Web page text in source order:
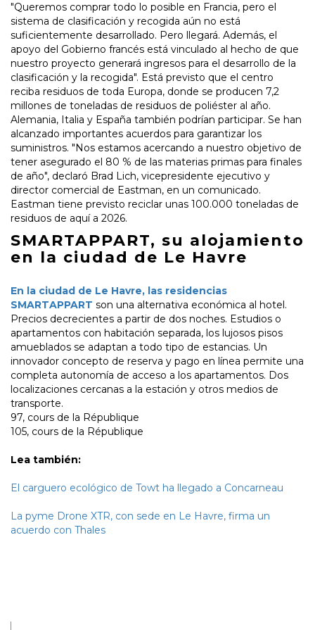
"Queremos comprar todo lo posible en Francia, pero el
sistema de clasificación y recogida aún no está
suficientemente desarrollado. Pero llegará. Además, el
apoyo del Gobierno francés está vinculado al hecho de que
nuestro proyecto generará ingresos para el desarrollo de la
clasificación y la recogida". Está previsto que el centro
reciba residuos de toda Europa, donde se producen 7,2
millones de toneladas de residuos de poliéster al año.
Alemania, Italia y España también podrían participar. Se han
alcanzado importantes acuerdos para garantizar los
suministros. "Nos estamos acercando a nuestro objetivo de
tener asegurado el 80 % de las materias primas para finales
de año", declaró Brad Lich, vicepresidente ejecutivo y
director comercial de Eastman, en un comunicado.
Eastman tiene previsto reciclar unas 100.000 toneladas de
residuos de aquí a 2026.
SMARTAPPART, su alojamiento
en la ciudad de Le Havre
En la ciudad de Le Havre, las residencias
SMARTAPPART son una alternativa económica al hotel.
Precios decrecientes a partir de dos noches. Estudios o
apartamentos con habitación separada, los lujosos pisos
amueblados se adaptan a todo tipo de estancias. Un
innovador concepto de reserva y pago en línea permite una
completa autonomía de acceso a los apartamentos. Dos
localizaciones cercanas a la estación y otros medios de
transporte.
97, cours de la République
105, cours de la République
Lea también:
El carguero ecológico de Towt ha llegado a Concarneau
La pyme Drone XTR, con sede en Le Havre, firma un
acuerdo con Thales